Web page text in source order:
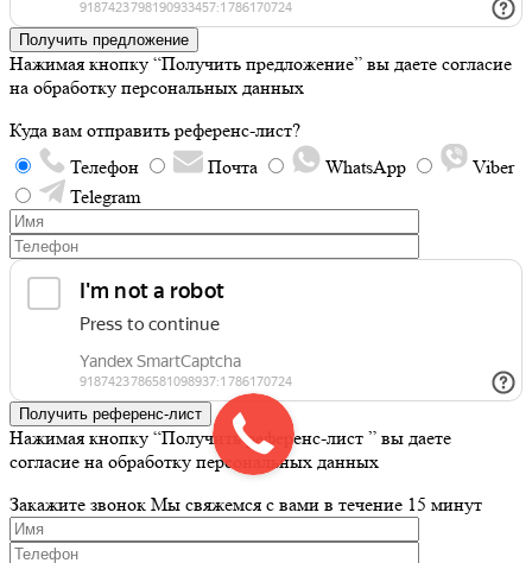
Получить предложение
Нажимая кнопку “Получить предложение” вы даете согласие
на обработку персональных данных
Куда вам отправить референс-лист?
Телефон
Почта WhatsApp
Viber
Telegram
Получить референс-лист
Нажимая кнопку “Получить референс-лист ” вы даете
согласие на обработку персональных данных
Закажите звонок Мы свяжемся с вами в течение 15 минут